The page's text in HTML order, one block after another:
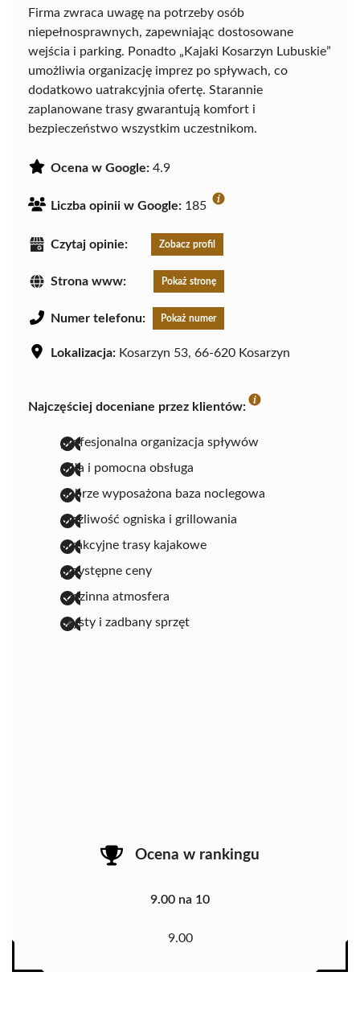
Firma zwraca uwagę na potrzeby osób
niepełnosprawnych, zapewniając dostosowane
wejścia i parking. Ponadto „Kajaki Kosarzyn Lubuskie”
umożliwia organizację imprez po spływach, co
dodatkowo uatrakcyjnia ofertę. Starannie
zaplanowane trasy gwarantują komfort i
bezpieczeństwo wszystkim uczestnikom.
Ocena w Google: 4.9
Liczba opinii w Google: 185
Czytaj opinie: Zobacz profil
Strona www: Pokaż stronę
Numer telefonu: Pokaż numer
Lokalizacja: Kosarzyn 53, 66-620 Kosarzyn
Najczęściej doceniane przez klientów:
profesjonalna organizacja spływów
miła i pomocna obsługa
dobrze wyposażona baza noclegowa
możliwość ogniska i grillowania
atrakcyjne trasy kajakowe
przystępne ceny
rodzinna atmosfera
czysty i zadbany sprzęt
Ocena w rankingu
9.00 na 10
9.00